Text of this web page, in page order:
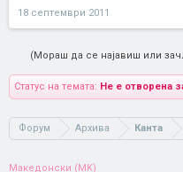
18 септември 2011
(Мораш да се најавиш или
Статус на темата: Не е отворена
Форум Архива Канта
Македонски (MK)